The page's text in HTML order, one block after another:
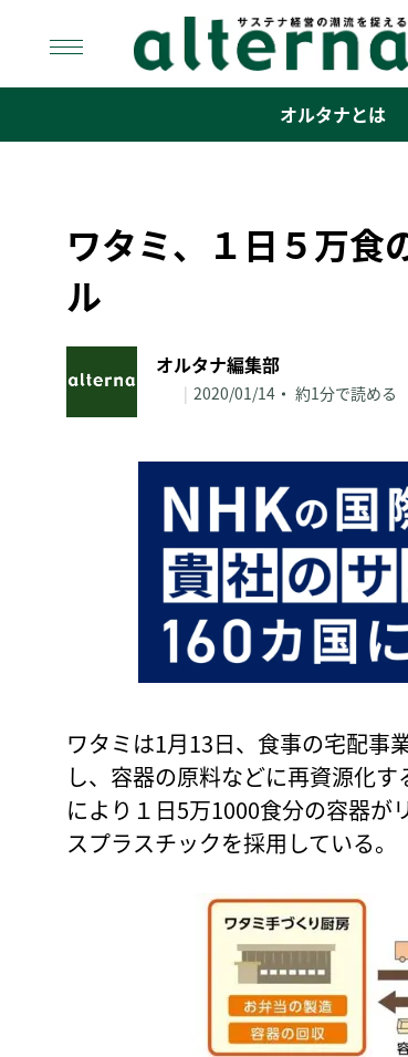
content
オルタナとは
ワタミ、１日５万食
ル
オルタナ編集部
| 2020/01/14 約1分で読める
ワタミは1月13日、食事の宅配事
し、容器の原料などに再資源化
により１日5万1000食分の容器が
スプラスチックを採用している。